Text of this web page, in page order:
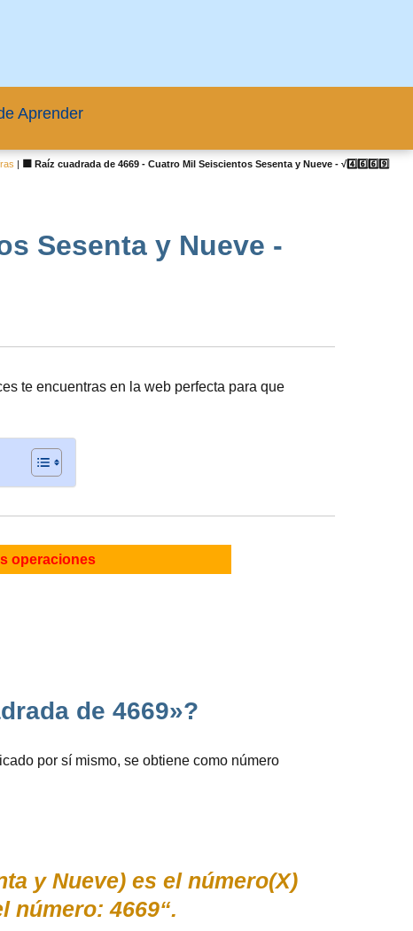
Aprender
| 🟦 Raíz cuadrada de 4669 - Cuatro Mil Seiscientos Sesenta y Nueve - √4️⃣6️⃣6️⃣9️⃣
Sesenta y Nueve -
te encuentras en la web perfecta para que
operaciones
de 4669»?
por sí mismo, se obtiene como número
y Nueve) es el número(X)
número: 4669“.